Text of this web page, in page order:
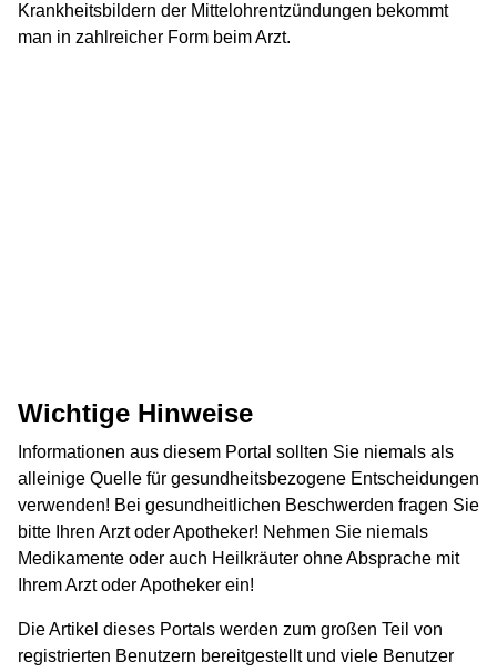
Krankheitsbildern der Mittelohrentzündungen bekommt
man in zahlreicher Form beim Arzt.
Wichtige Hinweise
Informationen aus diesem Portal sollten Sie niemals als
alleinige Quelle für gesundheitsbezogene Entscheidungen
verwenden! Bei gesundheitlichen Beschwerden fragen Sie
bitte Ihren Arzt oder Apotheker! Nehmen Sie niemals
Medikamente oder auch Heilkräuter ohne Absprache mit
Ihrem Arzt oder Apotheker ein!
Die Artikel dieses Portals werden zum großen Teil von
registrierten Benutzern bereitgestellt und viele Benutzer